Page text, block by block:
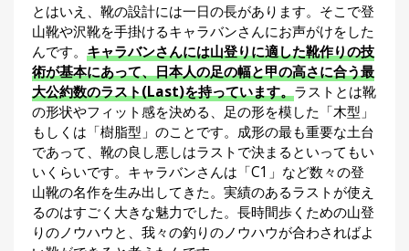
とはいえ、靴の設計には一日の長があります。そこで登
山靴や沢靴を手掛けるキャラバンさんにお声がけをした
んです。 キャラバンさんには山登りに適した靴作りの技
術が基本にあって、日本人の足の幅と甲の高さに合う最
大公約数のラスト(Last)を持っています。ラストとは靴
の形状やフィット感を決める、足の形を模した「木型」
もしくは「樹脂型」のことです。成形の最も重要な土台
であって、靴の良し悪しはラストで決まるといってもい
いくらいです。キャラバンさんは「C1」など数々の登
山靴の名作を生み出してきた。実績のあるラストが使え
るのはすごく大きな魅力でした。長時間歩くための山登
りのノウハウと、我々の釣りのノウハウが合わさればよ